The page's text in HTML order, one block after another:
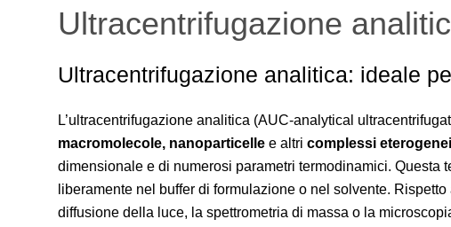
Ultracentrifugazione
Ultracentrifugazione analitica: ideale
L’ultracentrifugazione analitica (AUC-analytical
macromolecole, nanoparticelle e altri complessi eterogenei
dimensionale e di numerosi parametri termodinamici.
liberamente nel buffer di formulazione o nel solvente. Rispetto
diffusione della luce, la spettrometria di massa o la